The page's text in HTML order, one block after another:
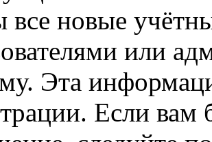
все новые
или
Эта
Если